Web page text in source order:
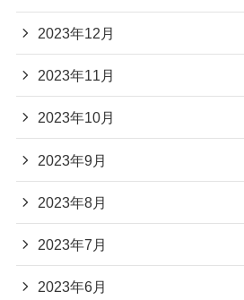
2023年12月
2023年11月
2023年10月
2023年9月
2023年8月
2023年7月
2023年6月